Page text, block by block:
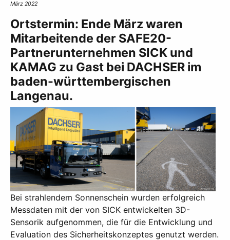
März 2022
Ortstermin: Ende März waren
Mitarbeitende der SAFE20-
Partnerunternehmen SICK und
KAMAG zu Gast bei DACHSER im
baden-württembergischen
Langenau.
Bei strahlendem Sonnenschein wurden erfolgreich
Messdaten mit der von SICK entwickelten 3D-
Sensorik aufgenommen, die für die Entwicklung und
Evaluation des Sicherheitskonzeptes genutzt werden.